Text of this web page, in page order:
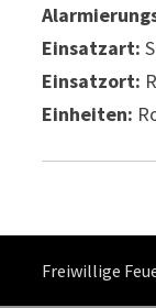
Einsatzart:
Einsatzort:
Einheiten:
Freiwillige